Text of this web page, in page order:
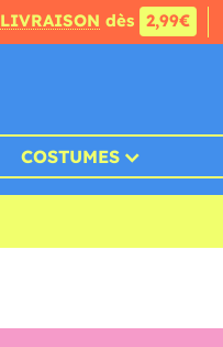
LIVRAISON dès 2,99€
COSTUMES